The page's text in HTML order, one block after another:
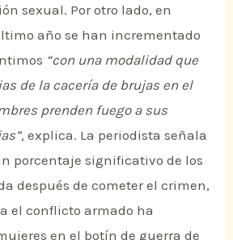
sexual. Por otro lado, en
año se han incrementado
“con una modalidad que
de la cacería de brujas en el
prenden fuego a sus
explica. La periodista señala
porcentaje significativo de los
después de cometer el crimen,
el conflicto armado ha
en el botín de guerra de